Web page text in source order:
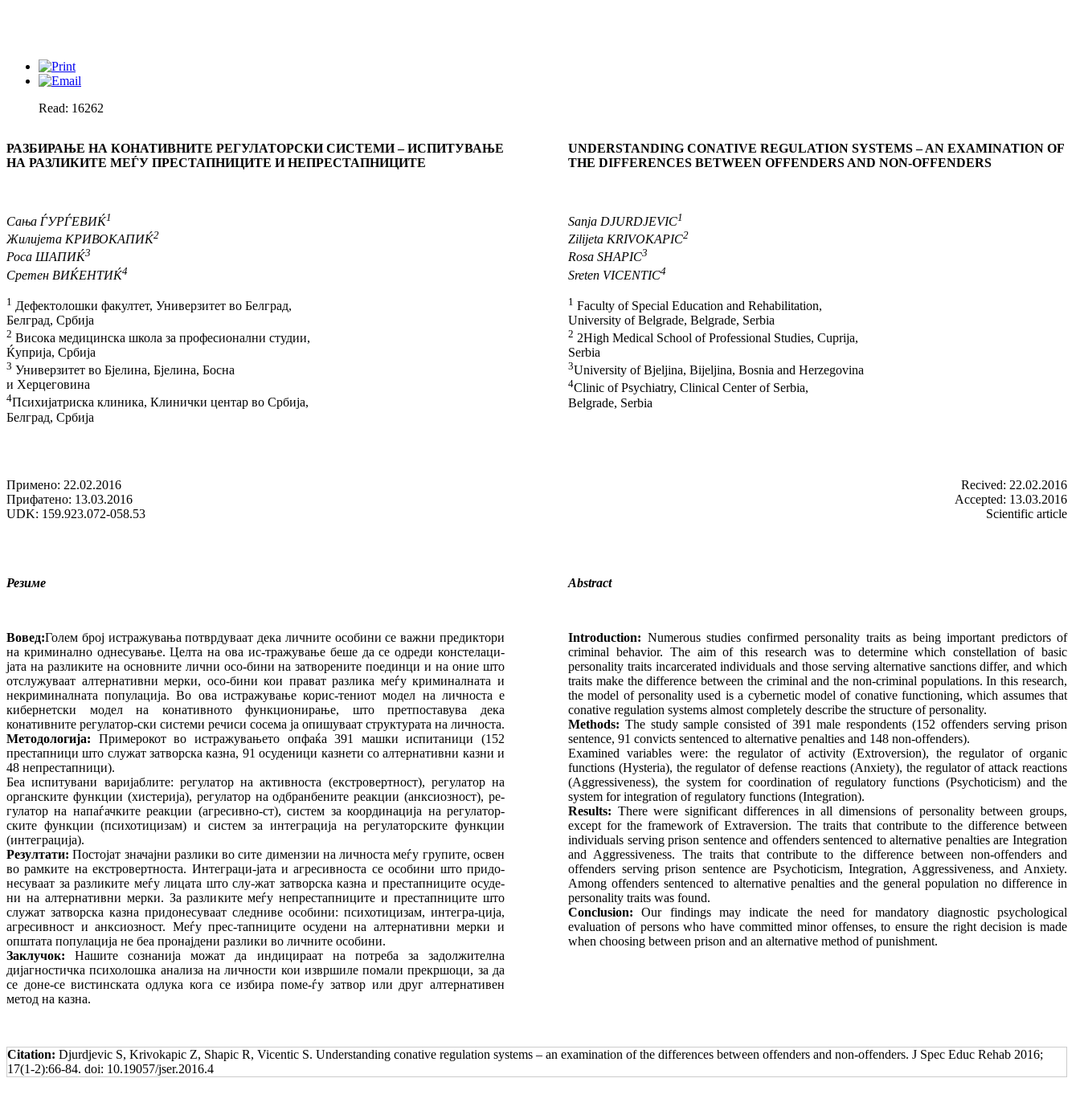
Read: 16262
РАЗБИРАЊЕ НА КОНАТИВНИТЕ РЕГУЛАТОРСКИ СИСТЕМИ – ИСПИТУВАЊЕ
НА РАЗЛИКИТЕ МЕЃУ ПРЕСТАПНИЦИТЕ И НЕПРЕСТАПНИЦИТЕ
Сања ЃУРЃЕВИЌ1
Жилијета КРИВОКАПИЌ2
Роса ШАПИЌ3
Сретен ВИЌЕНТИЌ4
1 Дефектолошки факултет, Универзитет во Белград,
Белград, Србија
2 Висока медицинска школа за професионални студии,
Ќуприја, Србија
3 Универзитет во Бјелина, Бјелина, Босна
и Херцеговина
4Психијатриска клиника, Клинички центар во Србија,
Белград, Србија
UNDERSTANDING CONATIVE REGULATION SYSTEMS – AN EXAMINATION OF
THE DIFFERENCES BETWEEN OFFENDERS AND NON-OFFENDERS
Sanja DJURDJEVIC1
Zilijeta KRIVOKAPIC2
Rosa SHAPIС3
Sreten VICENTIC4
1 Faculty of Special Education and Rehabilitation,
University of Belgrade, Belgrade, Serbia
2 2High Medical School of Professional Studies, Сuprija,
Serbia
3University of Bjeljina, Bijeljina, Bosnia and Herzegovina
4Clinic of Psychiatry, Clinical Center of Serbia,
Belgrade, Serbia
Примено: 22.02.2016
Прифатено: 13.03.2016
UDK: 159.923.072-058.53
Recived: 22.02.2016
Accepted: 13.03.2016
Scientific article
Резиме Abstract
Вовед:Голем број истражувања потврдуваат дека личните особини се важни предиктори
на криминално однесување. Целта на ова ис-тражување беше да се одреди констелаци-
јата на разликите на основните лични осо-бини на затворените поединци и на оние што
отслужуваат алтернативни мерки, осо-бини кои прават разлика меѓу криминалната и
некриминалната популација. Во ова истражување корис-тениот модел на личноста е
кибернетски модел на конативното функционирање, што претпоставува дека
конативните регулатор-ски системи речиси сосема ја опишуваат структурата на личноста.
Методологија: Примерокот во истражувањето опфаќа 391 машки испитаници (152
престапници што служат затворска казна, 91 осуденици казнети со алтернативни казни и
48 непрестапници).
Беа испитувани варијаблите: регулатор на активноста (екстровертност), регулатор на
органските функции (хистерија), регулатор на одбранбените реакции (анксиозност), ре-
гулатор на напаѓачките реакции (агресивно-ст), систем за координација на регулатор-
ските функции (психотицизам) и систем за интеграција на регулаторските функции
(интеграција).
Резултати: Постојат значајни разлики во сите димензии на личноста меѓу групите, освен
во рамките на екстровертноста. Интеграци-јата и агресивноста се особини што придо-
несуваат за разликите меѓу лицата што слу-жат затворска казна и престапниците осуде-
ни на алтернативни мерки. За разликите меѓу непрестапниците и престапниците што
служат затворска казна придонесуваат следниве особини: психотицизам, интегра-ција,
агресивност и анксиозност. Меѓу прес-тапниците осудени на алтернативни мерки и
општата популација не беа пронајдени разлики во личните особини.
Заклучок: Нашите сознанија можат да индицираат на потреба за задолжителна
дијагностичка психолошка анализа на личности кои извршиле помали прекршоци, за да
се доне-се вистинската одлука кога се избира поме-ѓу затвор или друг алтернативен
метод на казна.
Introduction: Numerous studies confirmed personality traits as being important predictors of
criminal behavior. The aim of this research was to determine which constellation of basic
personality traits incarcerated individuals and those serving alternative sanctions differ, and which
traits make the difference between the criminal and the non-criminal populations. In this research,
the model of personality used is a cybernetic model of conative functioning, which assumes that
conative regulation systems almost completely describe the structure of personality.
Methods: The study sample consisted of 391 male respondents (152 offenders serving prison
sentence, 91 convicts sentenced to alternative penalties and 148 non-offenders).
Examined variables were: the regulator of activity (Extroversion), the regulator of organic
functions (Hysteria), the regulator of defense reactions (Anxiety), the regulator of attack reactions
(Aggressiveness), the system for coordination of regulatory functions (Psychoticism) and the
system for integration of regulatory functions (Integration).
Results: There were significant differences in all dimensions of personality between groups,
except for the framework of Extraversion. The traits that contribute to the difference between
individuals serving prison sentence and offenders sentenced to alternative penalties are Integration
and Aggressiveness. The traits that contribute to the difference between non-offenders and
offenders serving prison sentence are Psychoticism, Integration, Aggressiveness, and Anxiety.
Among offenders sentenced to alternative penalties and the general population no difference in
personality traits was found.
Conclusion: Our findings may indicate the need for mandatory diagnostic psychological
evaluation of persons who have committed minor offenses, to ensure the right decision is made
when choosing between prison and an alternative method of punishment.
Citation: Djurdjevic S, Krivokapic Z, Shapic R, Vicentic S. Understanding conative regulation systems – an examination of the differences between offenders and non-offenders. J Spec Educ Rehab 2016;
17(1-2):66-84. doi: 10.19057/jser.2016.4